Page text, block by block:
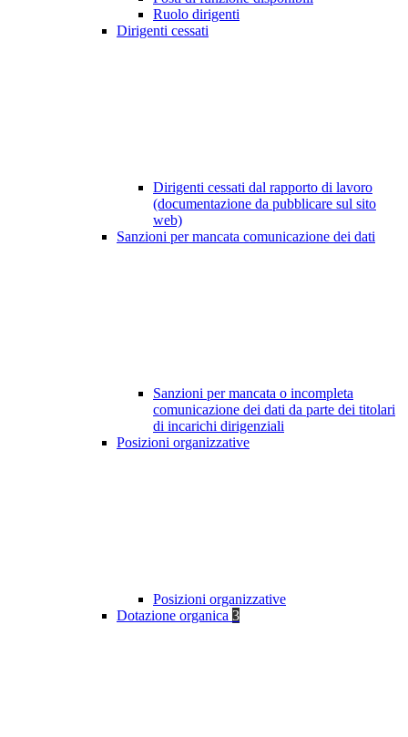
Ruolo dirigenti
Dirigenti cessati
Dirigenti cessati dal rapporto di lavoro
(documentazione da pubblicare sul sito
web)
Sanzioni per mancata comunicazione dei dati
Sanzioni per mancata o incompleta
comunicazione dei dati da parte dei titolari
di incarichi dirigenziali
Posizioni organizzative
Posizioni organizzative
Dotazione organica 3